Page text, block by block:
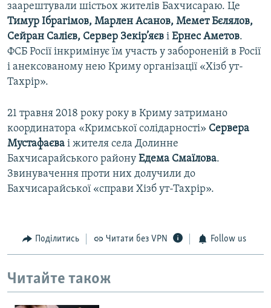
заарештували шістьох жителів Бахчисараю. Це
Тимур Ібрагімов, Марлен Асанов, Мемет Бєлялов,
Сейран Салієв, Сервер Зекір’яєв і Ернес Аметов.
ФСБ Росії інкримінує їм участь у забороненій в Росії
і анексованому нею Криму організації «Хізб ут-
Тахрір».
21 травня 2018 року року в Криму затримано
координатора «Кримської солідарності» Сервера
Мустафаєва і жителя села Долинне
Бахчисарайського району Едема Смаїлова.
Звинувачення проти них долучили до
Бахчисарайської «справи Хізб ут-Тахрір».
Поділитись Читати без VPN Follow us
Читайте також